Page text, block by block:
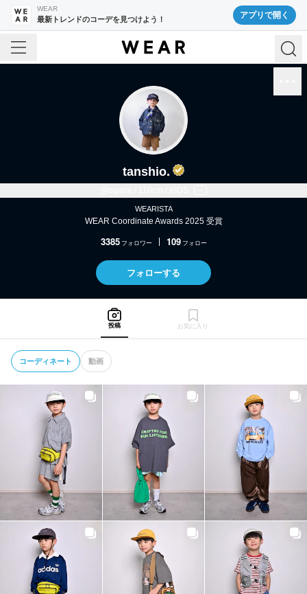
WEAR
最新トレンドのコーデを見つけよう！ アプリで開く
tanshio.
WEARISTA
WEAR Coordinate Awards 2025 受賞
3385 フォロワー 109 フォロー
フォローする
投稿 お気に入り
コーディネート 動画